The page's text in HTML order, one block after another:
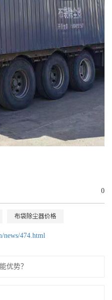
0
布袋除尘器价格
474.html
优势？